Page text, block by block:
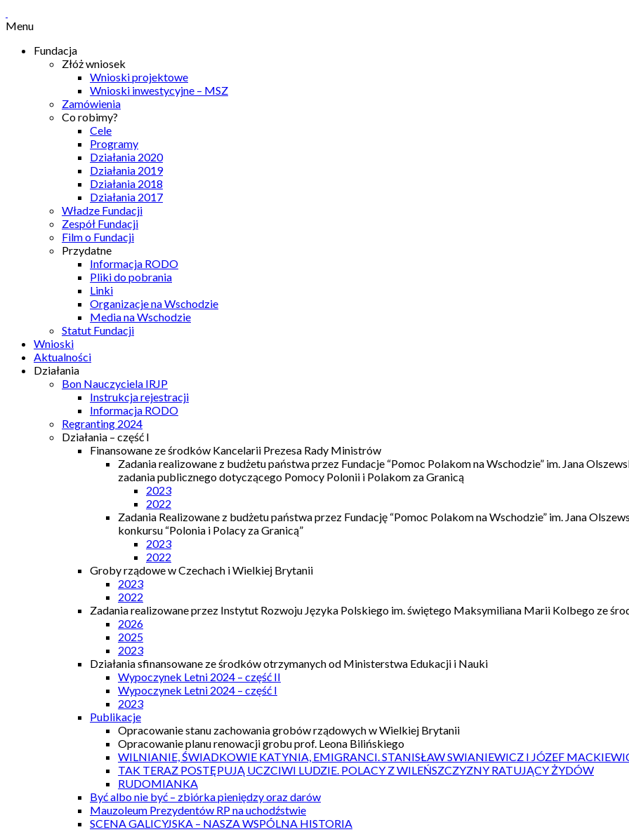
Menu
Fundacja
Złóż wniosek
Wnioski projektowe
Wnioski inwestycyjne – MSZ
Zamówienia
Co robimy?
Cele
Programy
Działania 2020
Działania 2019
Działania 2018
Działania 2017
Władze Fundacji
Zespół Fundacji
Film o Fundacji
Przydatne
Informacja RODO
Pliki do pobrania
Linki
Organizacje na Wschodzie
Media na Wschodzie
Statut Fundacji
Wnioski
Aktualności
Działania
Bon Nauczyciela IRJP
Instrukcja rejestracji
Informacja RODO
Regranting 2024
Działania – część I
Finansowane ze środków Kancelarii Prezesa Rady Ministrów
Zadania realizowane z budżetu państwa przez Fundacje “Pomoc Polakom na Wschodzie” im. Jana
zadania publicznego dotyczącego Pomocy Polonii i Polakom za Granicą
2023
2022
Zadania Realizowane z budżetu państwa przez Fundację “Pomoc Polakom na Wschodzie” im. Jana
konkursu “Polonia i Polacy za Granicą”
2023
2022
Groby rządowe w Czechach i Wielkiej Brytanii
2023
2022
Zadania realizowane przez Instytut Rozwoju Języka Polskiego im. świętego Maksymiliana Marii Kolbego ze
2026
2025
2023
Działania sfinansowane ze środków otrzymanych od Ministerstwa Edukacji i Nauki
Wypoczynek Letni 2024 – część II
Wypoczynek Letni 2024 – część I
2023
Publikacje
Opracowanie stanu zachowania grobów rządowych w Wielkiej Brytanii
Opracowanie planu renowacji grobu prof. Leona Bilińskiego
WILNIANIE, ŚWIADKOWIE KATYNIA, EMIGRANCI. STANISŁAW SWIANIEWICZ I JÓZEF
TAK TERAZ POSTĘPUJĄ UCZCIWI LUDZIE. POLACY Z WILEŃSZCZYZNY RATUJĄCY ŻYDÓW
RUDOMIANKA
Być albo nie być – zbiórka pieniędzy oraz darów
Mauzoleum Prezydentów RP na uchodźstwie
SCENA GALICYJSKA – NASZA WSPÓLNA HISTORIA